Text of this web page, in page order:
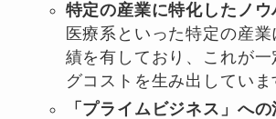
特定の産業に特化したノウ
医療系といった特定の産
績を有しており、これが
グコストを生み出していま
「プライムビジネス」への